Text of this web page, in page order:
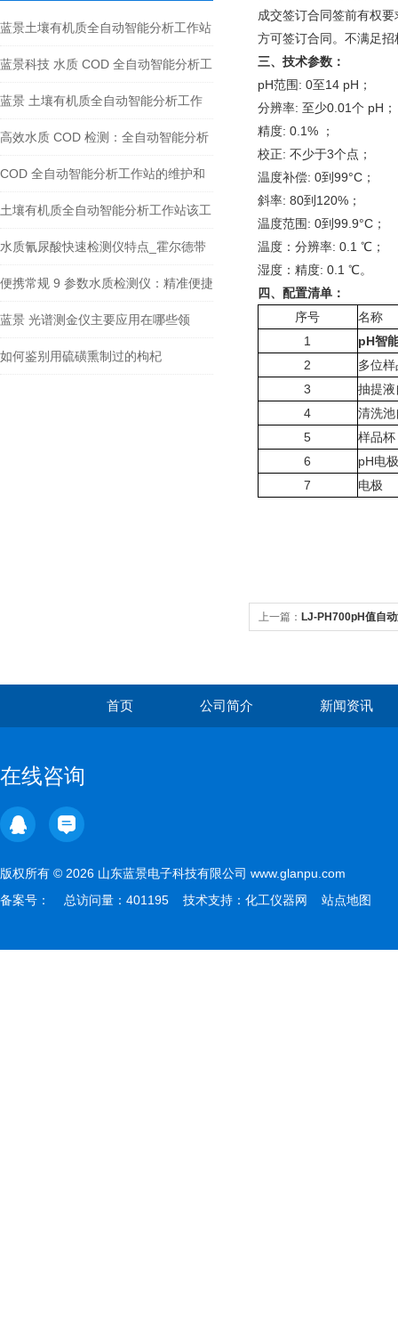
蓝景土壤有机质全自动智能分析工作站
仿生视觉人眼识别滴定系统
蓝景科技 水质 COD 全自动智能分析工
作站：智能互联，引-领检测新潮流
蓝景 土壤有机质全自动智能分析工作
站的检测结果准确吗？
高效水质 COD 检测：全自动智能分析
工作站来袭
COD 全自动智能分析工作站的维护和
保养方法有哪些？
土壤有机质全自动智能分析工作站该工
作站有哪些主要特点和优势
水质氰尿酸快速检测仪特点_霍尔德带
您了解
便携常规 9 参数水质检测仪：精准便捷
蓝景科技
蓝景 光谱测金仪主要应用在哪些领
域？
如何鉴别用硫磺熏制过的枸杞
成交签订合同签前有权
方可签订合同。不满足
三、技术参数：
pH范围: 0至14 pH；
分辨率: 至少0.01个 pH；
精度: 0.1% ；
校正: 不少于3个点；
温度补偿: 0到99°C；
斜率: 80到120%；
温度范围: 0到99.9°C；
温度：分辨率: 0.1 ℃；
湿度：精度: 0.1 ℃。
四、配置清单：
序号
名称
1
pH智
2
多位
3
抽提
4
清洗
5
样品杯
6
pH电
7
电极
上一篇： LJ-PH700pH值自
首页 公司简介 新闻资讯
在线咨询
版权所有 © 2026 山东蓝景电子科技有限公司 www.glanpu.com
备案号：
总访问量：401195 技术支持： 化工仪器网 站点地图